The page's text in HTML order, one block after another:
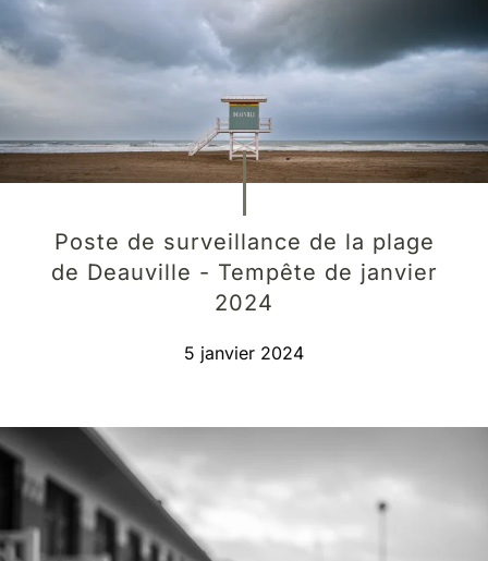
Poste de surveillance de la plage
de Deauville - Tempête de janvier
2024
5 janvier 2024